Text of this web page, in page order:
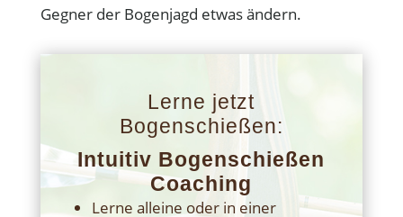
Gegner der Bogenjagd etwas ändern.
Lerne jetzt
Bogenschießen:
Intuitiv Bogenschießen
Coaching
Lerne alleine oder in einer